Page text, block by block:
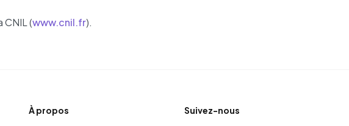
CNIL (www.cnil.fr).
À propos
Suivez-nous